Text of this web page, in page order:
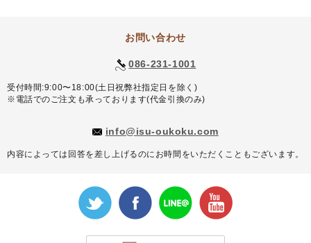
お問い合わせ
086-231-1001
受付時間:9:00〜18:00(土日祝弊社指定日を除く)
※電話でのご注文も承っております(代金引換のみ)
info@isu-oukoku.com
内容によっては回答を差し上げるのにお時間をいただくこともございます。